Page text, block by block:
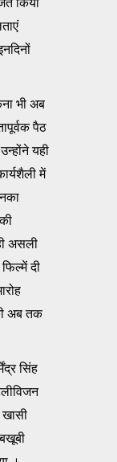
भी अब
पैठ
यही
में
असली
दी
अब तक
सिंह